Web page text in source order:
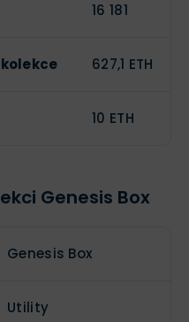
16 181
627,1 ETH
10 ETH
Genesis Box
Genesis Box
Utility